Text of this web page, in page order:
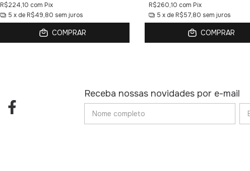
R$224,10 com Pix
5 x de R$49,80 sem juros
COMPRAR
R$260,10 com Pix
5 x de R$57,80 sem juros
COMPRAR
Receba nossas novidades por e-mail